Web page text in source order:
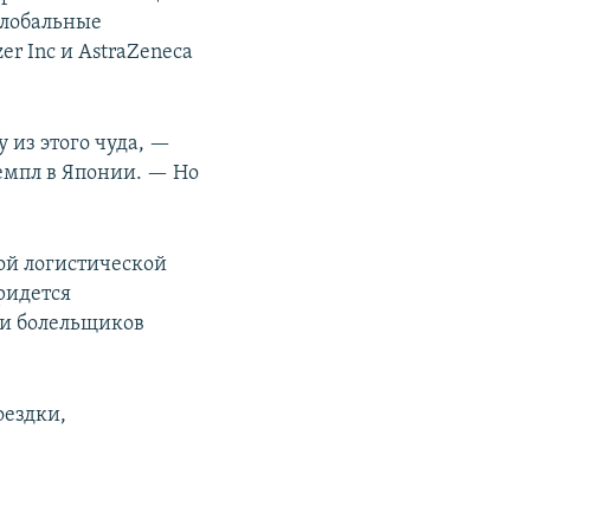
Inc и AstraZeneca
из этого чуда, —
в Японии. — Но
логистической
болельщиков